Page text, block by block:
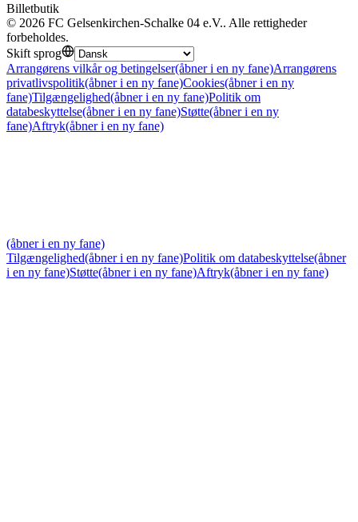
Billetbutik
© 2026 FC Gelsenkirchen-Schalke 04 e.V.. Alle rettigheder
forbeholdes.
Skift sprog
Arrangørens vilkår og betingelser(åbner i en ny fane)Arrangørens
privatlivspolitik(åbner i en ny fane)Cookies(åbner i en ny
fane)Tilgængelighed(åbner i en ny fane)Politik om
databeskyttelse(åbner i en ny fane)Støtte(åbner i en ny
fane)Aftryk(åbner i en ny fane)
(åbner i en ny fane)
Tilgængelighed(åbner i en ny fane)Politik om databeskyttelse(åbner
i en ny fane)Støtte(åbner i en ny fane)Aftryk(åbner i en ny fane)